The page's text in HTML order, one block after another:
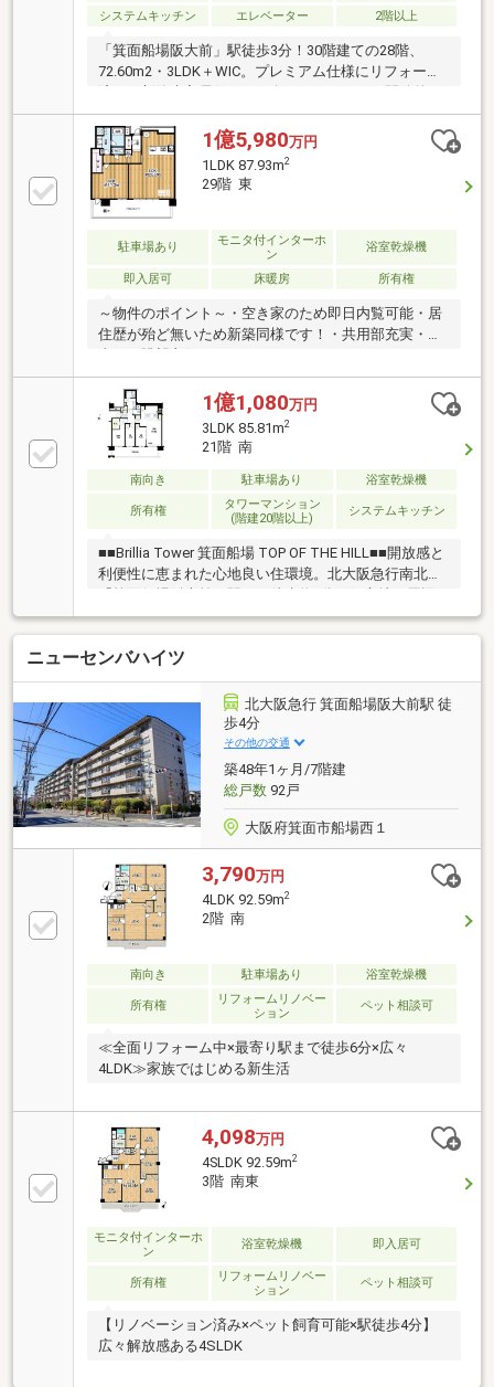
システムキッチン
エレベーター 2階以上
「箕面船場阪大前」駅徒歩3分！30階建ての28階、
72.60m2・3LDK＋WIC。プレミアム仕様にリフォーム
眺望と充実の共用施設も魅力です。
1億5,980万円
1LDK 87.93m2
29階 東
駐車場あり
モニタ付インターホ
ン
浴室乾燥機
即入居可 床暖房 所有権
～物件のポイント～・空き家のため即日内覧可能・居
住歴が殆ど無いため新築同様です！・共用部充実・陽
1億1,080万円
3LDK 85.81m2
21階 南
南向き 駐車場あり 浴室乾燥機
所有権
タワーマンション
(階建20階以上)
システムキッチン
■■Brillia Tower 箕面船場 TOP OF THE HILL■■開放感と
利便性に恵まれた心地良い住環境。北大阪急行南北線
には、お買い物施設が充実しております◎竹中工務店
施工の30階建免振構造タワーマンション総戸数397戸
のビッグコミュニティーです！廊下は内側に設計され
ているため、雨の日も濡れず一年を通して快適にお過
ごしいただけます。また、ゲストルーム・アトリウム
ラウンジ・ガーデンビュージムなどの共用設備も充実
♪
ニューセンバハイツ
北大阪急行 箕面船場阪大前駅 徒
歩4分
その他の交通
築48年1ヶ月/7階建
総戸数92戸
大阪府箕面市船場西１
3,790万円
4LDK 92.59m2
2階 南
南向き 駐車場あり 浴室乾燥機
所有権
リフォームリノベー
ション
ペット相談可
≪全面リフォーム中×最寄り駅まで徒歩6分×広々
4LDK≫家族ではじめる新生活
4,098万円
4SLDK 92.59m2
3階 南東
モニタ付インターホ
ン
浴室乾燥機 即入居可
所有権
リフォームリノベー
ション
ペット相談可
【リノベーション済み×ペット飼育可能×駅徒歩4分】
広々解放感ある4SLDK